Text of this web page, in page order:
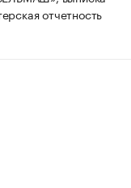
отчетность